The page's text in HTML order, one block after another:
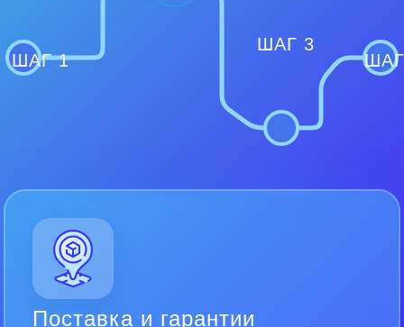
ШАГ 1
ШАГ 3
Поставка и гарантии